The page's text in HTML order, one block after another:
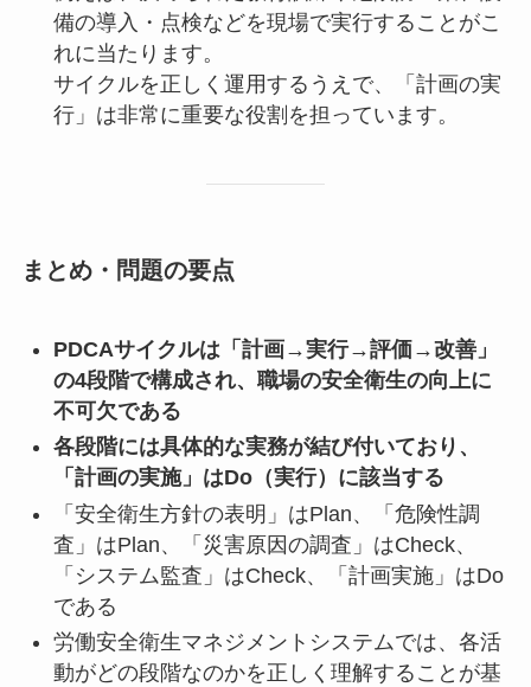
備の導入・点検などを現場で実行することがこ
れに当たります。
サイクルを正しく運用するうえで、「計画の実
行」は非常に重要な役割を担っています。
まとめ・問題の要点
PDCAサイクルは「計画→実行→評価→改善」
の4段階で構成され、職場の安全衛生の向上に
不可欠である
各段階には具体的な実務が結び付いており、
「計画の実施」はDo（実行）に該当する
「安全衛生方針の表明」はPlan、「危険性調
査」はPlan、「災害原因の調査」はCheck、
「システム監査」はCheck、「計画実施」はDo
である
労働安全衛生マネジメントシステムでは、各活
動がどの段階なのかを正しく理解することが基